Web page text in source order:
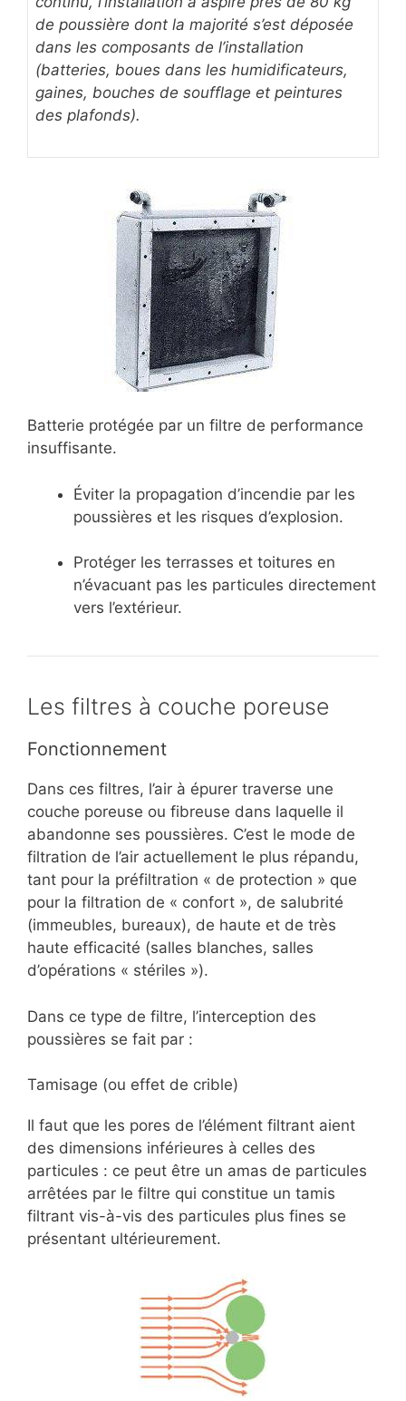
de poussière dont la majorité s’est déposée
dans les composants de l’installation
(batteries, boues dans les humidificateurs,
gaines, bouches de soufflage et peintures
des plafonds).
Batterie protégée par un filtre de performance
insuffisante.
Éviter la propagation d’incendie par les
poussières et les risques d’explosion.
Protéger les terrasses et toitures en
n’évacuant pas les particules directement
vers l’extérieur.
Les filtres à couche poreuse
Fonctionnement
Dans ces filtres, l’air à épurer traverse une
couche poreuse ou fibreuse dans laquelle il
abandonne ses poussières. C’est le mode de
filtration de l’air actuellement le plus répandu,
tant pour la préfiltration « de protection » que
pour la filtration de « confort », de salubrité
(immeubles, bureaux), de haute et de très
haute efficacité (salles blanches, salles
d’opérations « stériles »).
Dans ce type de filtre, l’interception des
poussières se fait par :
Tamisage (ou effet de crible)
Il faut que les pores de l’élément filtrant aient
des dimensions inférieures à celles des
particules : ce peut être un amas de particules
arrêtées par le filtre qui constitue un tamis
filtrant vis-à-vis des particules plus fines se
présentant ultérieurement.